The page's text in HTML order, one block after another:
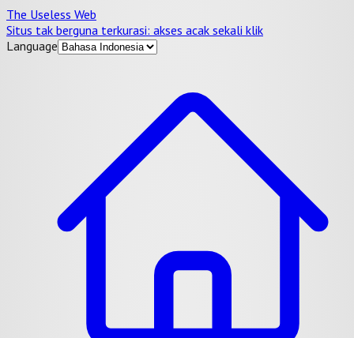
The Useless Web
Situs tak berguna terkurasi: akses acak sekali klik
Language